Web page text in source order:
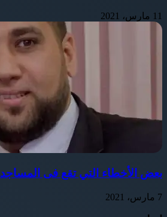
11 مارس، 2021
⁩بعض الأخطاء التي تقع فى المساجد
7 مارس، 2021